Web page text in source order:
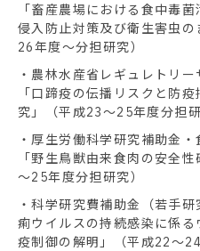
「畜産農場における食中毒
侵入防止対策及び衛生害虫
26年度～分担研究）
・農林水産省レギュレトリ
「口蹄疫の伝播リスクと防
究」（平成23～25年度分担研
・厚生労働科学研究補助金
「野生鳥獣由来食肉の安全
～25年度分担研究）
・科学研究費補助金（若手
痢ウイルスの持続感染に係
疫制御の解明」（平成22～